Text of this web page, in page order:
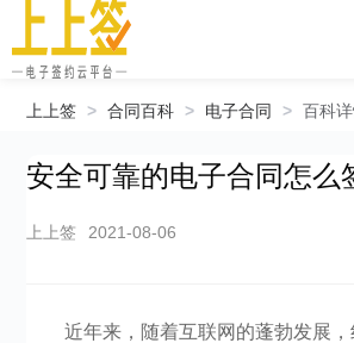
上上签 > 合同百科 > 电子合同 > 百科
安全可靠的电子合同怎么
上上签 2021-08-06
近年来，随着互联网的蓬勃发展